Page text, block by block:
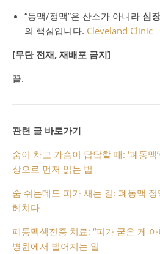
“동맥/정맥”은 산소가 아니라 심
의 핵심입니다. Cleveland Clinic
[무단 전재, 재배포 금지]
끝.
관련 글 바로가기
숨이 차고 가슴이 답답할 때: ‘폐동
상으로 먼저 읽는 법
숨 쉬는데도 피가 새는 길: 폐동맥
헤치다
폐동맥색전증 치료: “피가 굳은 게
병원에서 벌어지는 일